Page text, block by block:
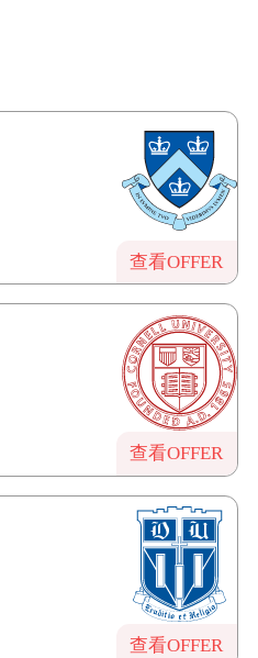
查看OFFER
查看OFFER
查看OFFER